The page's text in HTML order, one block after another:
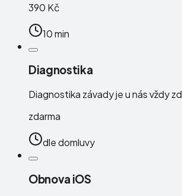
390 Kč
10 min
Diagnostika
Diagnostika závady je u nás vždy
zdarma
dle domluvy
Obnova iOS